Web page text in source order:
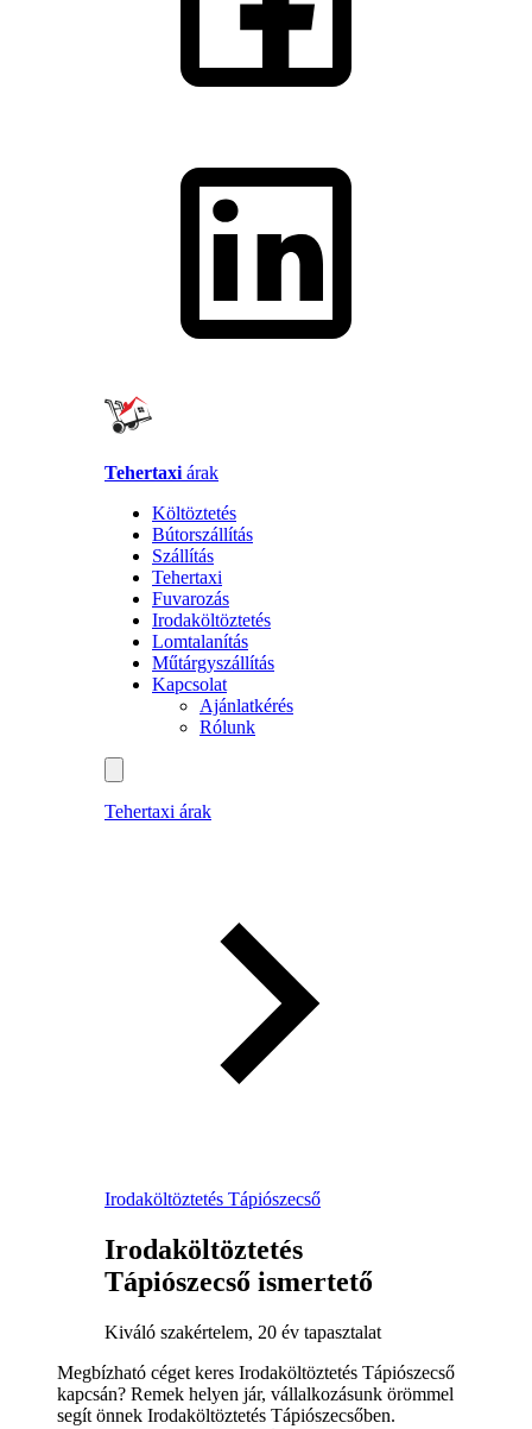
Tehertaxi árak
Költöztetés
Bútorszállítás
Szállítás
Tehertaxi
Fuvarozás
Irodaköltöztetés
Lomtalanítás
Műtárgyszállítás
Kapcsolat
Ajánlatkérés
Rólunk
Tehertaxi árak
Irodaköltöztetés Tápiószecső
Irodaköltöztetés
Tápiószecső ismertető
Kiváló szakértelem, 20 év tapasztalat
Megbízható céget keres Irodaköltöztetés Tápiószecső
kapcsán? Remek helyen jár, vállalkozásunk örömmel
segít önnek Irodaköltöztetés Tápiószecsőben.